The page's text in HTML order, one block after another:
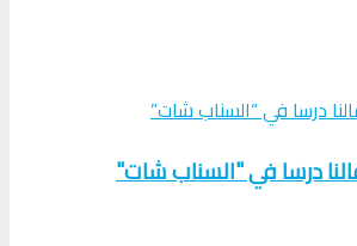
درسا في "السناب شات"